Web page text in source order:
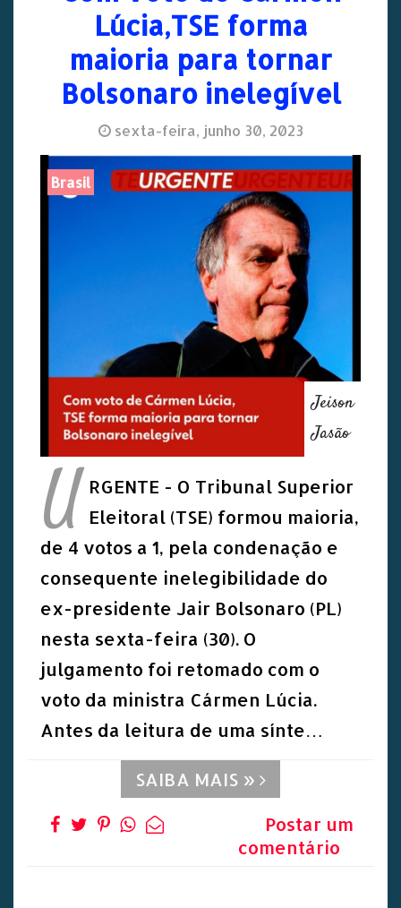
Lúcia,TSE forma
maioria para tornar
Bolsonaro inelegível
sexta-feira, junho 30, 2023
Brasil
Jeison
Jasão
U RGENTE - O Tribunal Superior
Eleitoral (TSE) formou maioria,
de 4 votos a 1, pela condenação e
consequente inelegibilidade do
ex-presidente Jair Bolsonaro (PL)
nesta sexta-feira (30). O
julgamento foi retomado com o
voto da ministra Cármen Lúcia.
Antes da leitura de uma sínte…
SAIBA MAIS »
Postar um
comentário